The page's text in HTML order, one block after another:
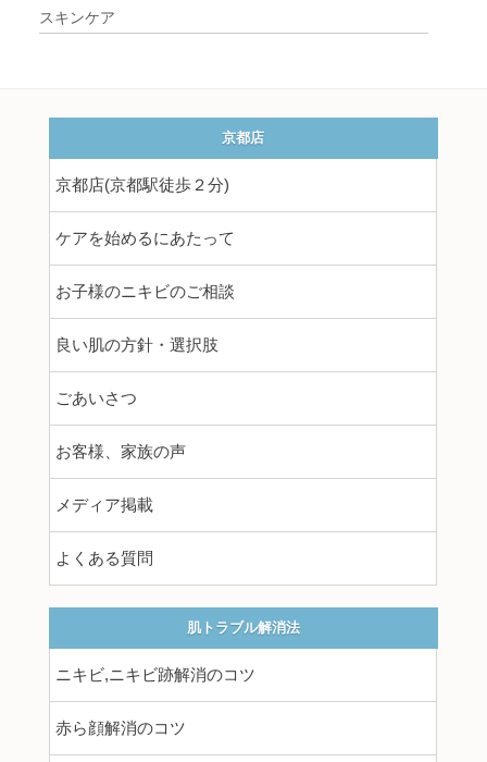
スキンケア
京都店
京都店(京都駅徒歩２分)
ケアを始めるにあたって
お子様のニキビのご相談
良い肌の方針・選択肢
ごあいさつ
お客様、家族の声
メディア掲載
よくある質問
肌トラブル解消法
ニキビ,ニキビ跡解消のコツ
赤ら顔解消のコツ